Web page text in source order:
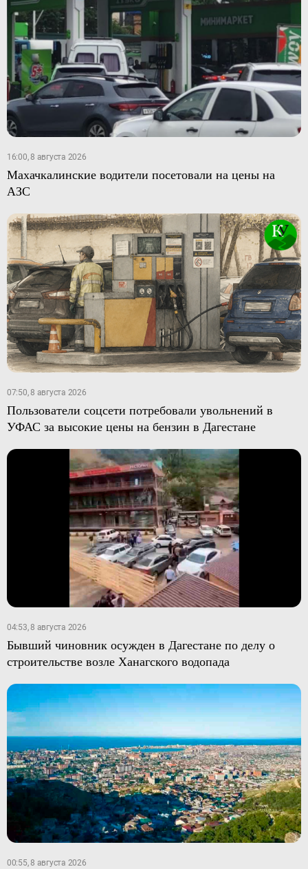
16:00, 8 августа 2026
Махачкалинские водители посетовали на цены на
АЗС
07:50, 8 августа 2026
Пользователи соцсети потребовали увольнений в
УФАС за высокие цены на бензин в Дагестане
04:53, 8 августа 2026
Бывший чиновник осужден в Дагестане по делу о
строительстве возле Ханагского водопада
00:55, 8 августа 2026